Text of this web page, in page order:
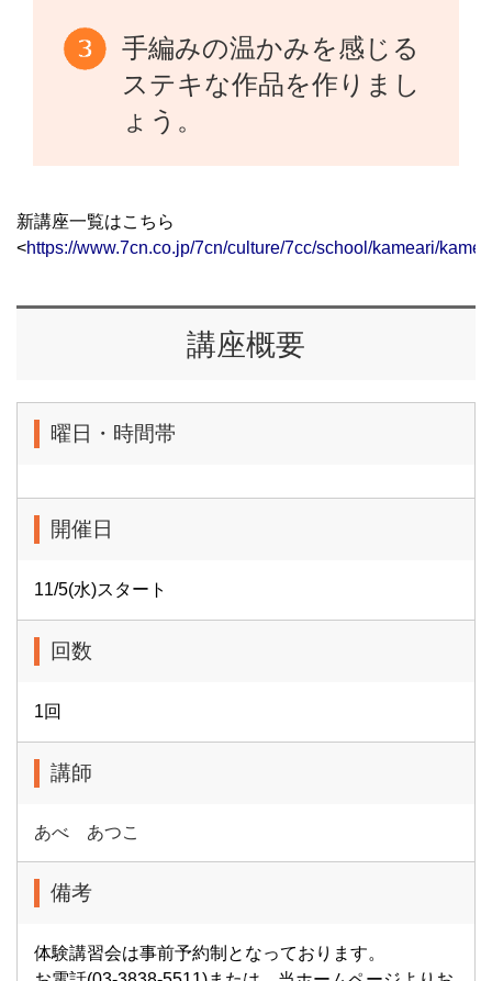
手編みの温かみを感じる
ステキな作品を作りまし
ょう。
新講座一覧はこちら
<https://www.7cn.co.jp/7cn/culture/7cc/school/kameari/
講座概要
曜日・時間帯
開催日
11/5(水)スタート
回数
1回
講師
あべ あつこ
備考
体験講習会は事前予約制となっております。